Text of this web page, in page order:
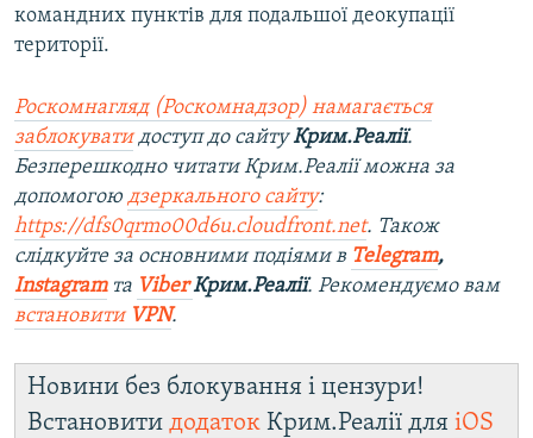
командних пунктів для подальшої деокупації
території.
Роскомнагляд (Роскомнадзор) намагається
заблокуватидоступ до сайтуКрим.Реалії.
Безперешкодно читати Крим.Реалії можна за
допомогою дзеркального сайту:
https://dfs0qrmo00d6u.cloudfront.net. Також
слідкуйте за основними подіями в Telegram,
Instagramта ViberКрим.Реалії. Рекомендуємо вам
встановити VPN.
Новини без блокування і цензури!
Встановити додаток Крим.Реалії для iOS